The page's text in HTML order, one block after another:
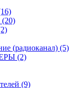
(20)
(радиоканал) (5)
(2)
(9)